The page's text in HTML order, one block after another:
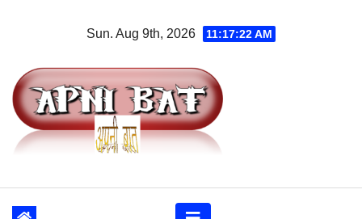
Sun. Aug 9th, 2026 11:17:23 AM